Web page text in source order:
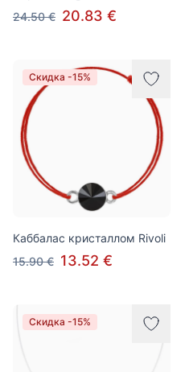
24.50 € 20.83 €
Скидка -15%
Каббалас кристаллом Rivoli
15.90 € 13.52 €
Скидка -15%